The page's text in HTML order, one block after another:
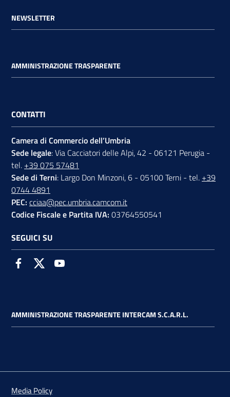
NEWSLETTER
AMMINISTRAZIONE TRASPARENTE
CONTATTI
Camera di Commercio dell’Umbria
Sede legale: Via Cacciatori delle Alpi, 42 - 06121 Perugia -
tel. +39 075 57481
Sede di Terni: Largo Don Minzoni, 6 - 05100 Terni - tel. +39
0744 4891
PEC: cciaa@pec.umbria.camcom.it
Codice Fiscale e Partita IVA: 03764550541
SEGUICI SU
FacebookTwitter
AMMINISTRAZIONE TRASPARENTE INTERCAM S.C.A.R.L.
Media Policy